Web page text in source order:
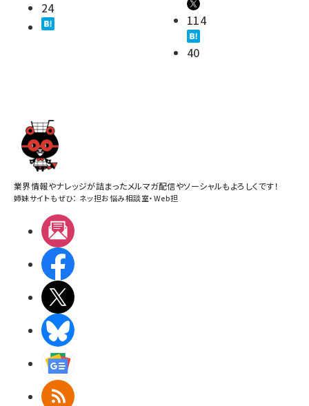
24
114
40
業界情報やナレッジが詰まったメルマガ配信やソーシャルもよろしくです！
姉妹サイトもぜひ： ネッ担お悩み相談室・Web担
RSS